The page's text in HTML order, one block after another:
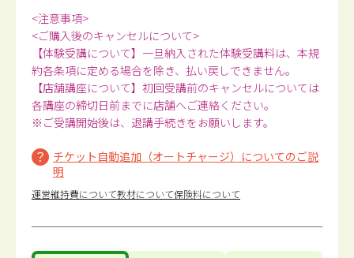
<注意事項>
<ご購入後のキャンセルについて>
【体験受講について】一旦納入された体験受講料は、本規
約各条項に定める場合を除き、払い戻しできません。
【店舗講座について】初回受講前のキャンセルについては
各講座の締切日前までに店舗へご連絡ください。
※ご受講開始後は、退講手続きをお願いします。
チケット自動追加（オートチャージ）についてのご説
明
運営維持費について教材について保険料について